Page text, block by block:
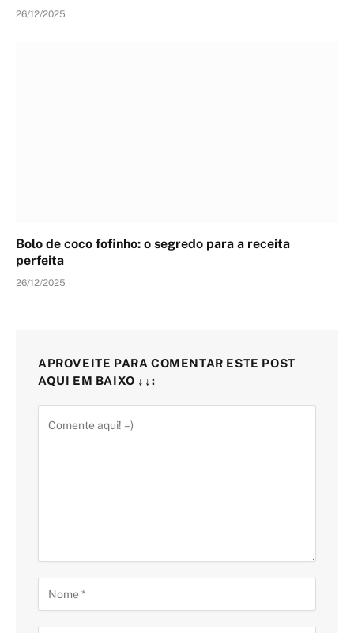
26/12/2025
Bolo de coco fofinho: o segredo para a receita
perfeita
26/12/2025
APROVEITE PARA COMENTAR ESTE POST
AQUI EM BAIXO ↓↓: